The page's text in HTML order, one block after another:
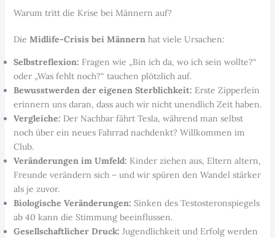
Warum tritt die Krise bei Männern auf?
Die Midlife-Crisis bei Männernhat viele Ursachen:
Selbstreflexion: Fragen wie „Bin ich da, wo ich sein wollte?“
oder „Was fehlt noch?“ tauchen plötzlich auf.
Bewusstwerden der eigenen Sterblichkeit: Erste Zipperlein
erinnern uns daran, dass auch wir nicht unendlich Zeit haben.
Vergleiche: Der Nachbar fährt Tesla, während man selbst
noch über ein neues Fahrrad nachdenkt? Willkommen im
Club.
Veränderungen im Umfeld: Kinder ziehen aus, Eltern altern,
Freunde verändern sich – und wir spüren den Wandel stärker
als je zuvor.
Biologische Veränderungen: Sinken des Testosteronspiegels
ab 40 kann die Stimmung beeinflussen.
Gesellschaftlicher Druck: Jugendlichkeit und Erfolg werden